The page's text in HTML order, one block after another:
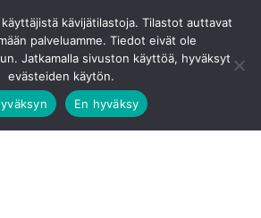
0201 8768 80
kävijätilastoja. Tilastot auttavat
palveluamme. Tiedot eivät ole
Jatkamalla sivuston käyttöä, hyväksyt
evästeiden käytön.
En hyväksy